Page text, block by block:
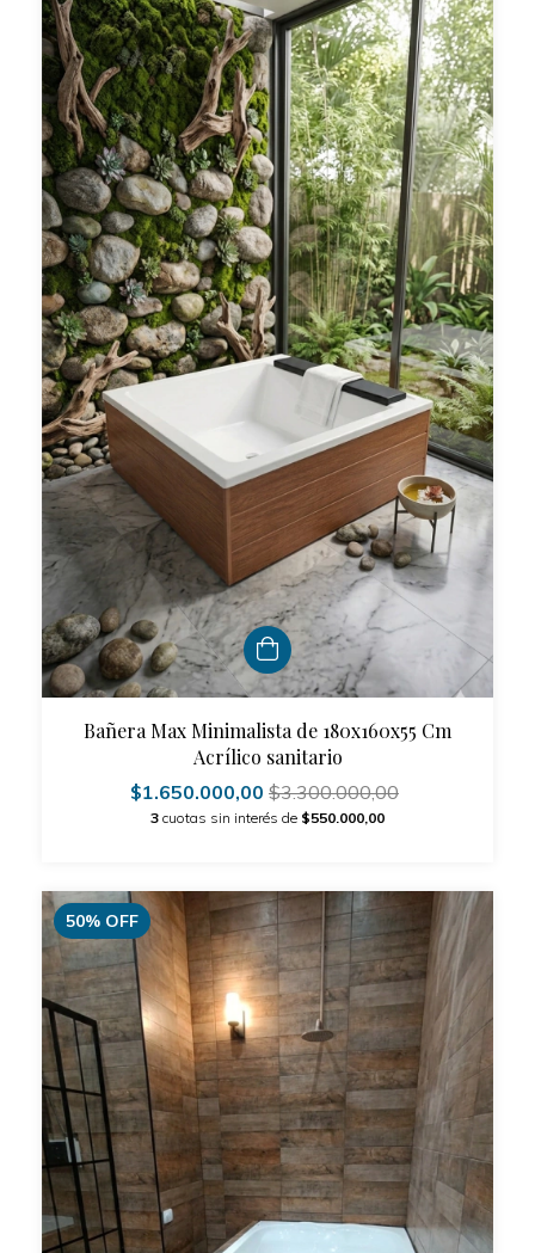
Bañera Max Minimalista de 180x160x55 Cm
Acrílico sanitario
$1.650.000,00 $3.300.000,00
3 cuotas sin interés de $550.000,00
50% OFF